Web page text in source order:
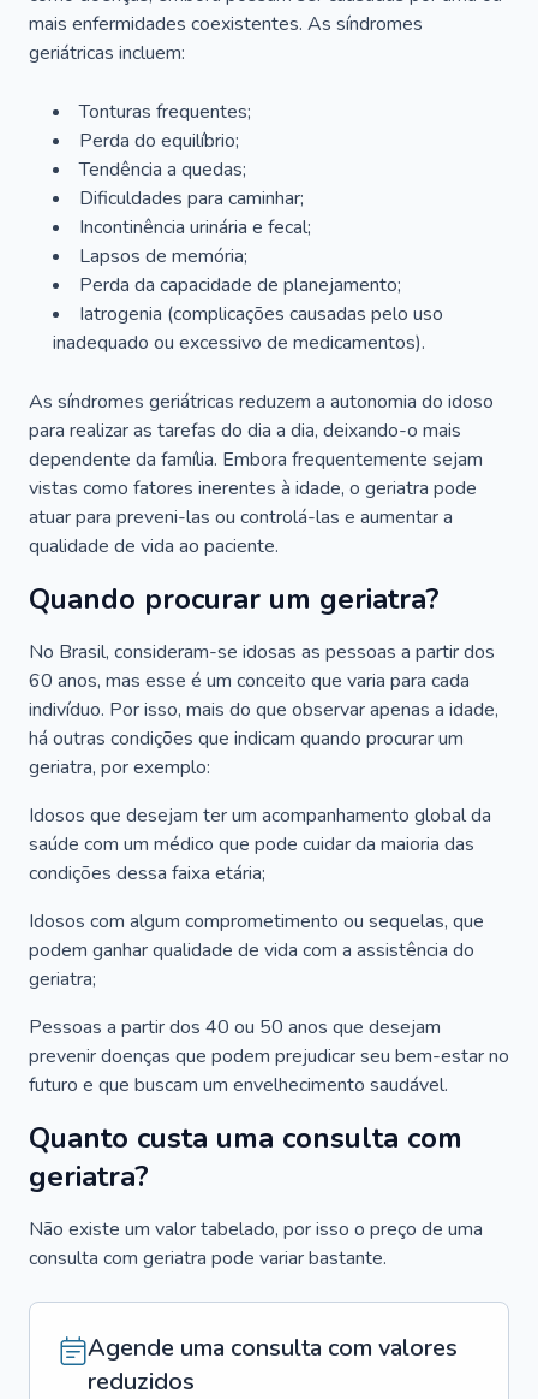
mais enfermidades coexistentes. As síndromes
geriátricas incluem:
Tonturas frequentes;
Perda do equilíbrio;
Tendência a quedas;
Dificuldades para caminhar;
Incontinência urinária e fecal;
Lapsos de memória;
Perda da capacidade de planejamento;
Iatrogenia (complicações causadas pelo uso
inadequado ou excessivo de medicamentos).
As síndromes geriátricas reduzem a autonomia do idoso
para realizar as tarefas do dia a dia, deixando-o mais
dependente da família. Embora frequentemente sejam
vistas como fatores inerentes à idade, o geriatra pode
atuar para preveni-las ou controlá-las e aumentar a
qualidade de vida ao paciente.
Quando procurar um geriatra?
No Brasil, consideram-se idosas as pessoas a partir dos
60 anos, mas esse é um conceito que varia para cada
indivíduo. Por isso, mais do que observar apenas a idade,
há outras condições que indicam quando procurar um
geriatra, por exemplo:
Idosos que desejam ter um acompanhamento global da
saúde com um médico que pode cuidar da maioria das
condições dessa faixa etária;
Idosos com algum comprometimento ou sequelas, que
podem ganhar qualidade de vida com a assistência do
geriatra;
Pessoas a partir dos 40 ou 50 anos que desejam
prevenir doenças que podem prejudicar seu bem-estar no
futuro e que buscam um envelhecimento saudável.
Quanto custa uma consulta com
geriatra?
Não existe um valor tabelado, por isso o preço de uma
consulta com geriatra pode variar bastante.
Agende uma consulta com valores
reduzidos